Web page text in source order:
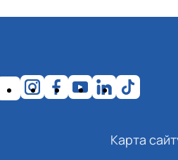
Карта